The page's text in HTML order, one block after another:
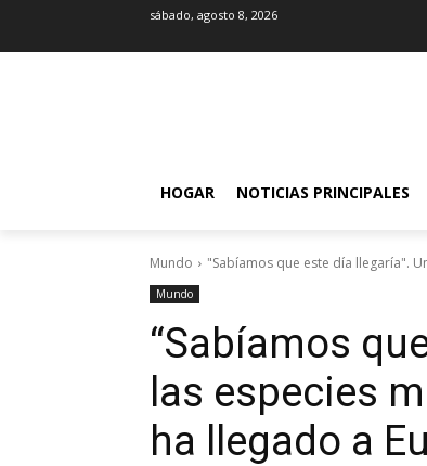
sábado, agosto 8, 2026
HOGAR NOTICIAS PRINCIPALES
Mundo "Sabíamos que este día llegaría".
Mundo
“Sabíamos
las especies
ha llegado a